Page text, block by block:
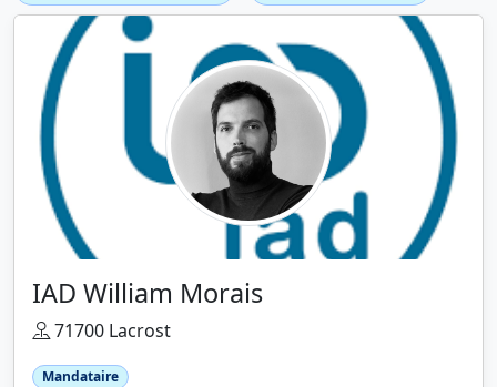
IAD William Morais
71700 Lacrost
Mandataire